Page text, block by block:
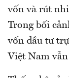
vốn và rút
Trong bối
vốn đầu tư
Việt Nam